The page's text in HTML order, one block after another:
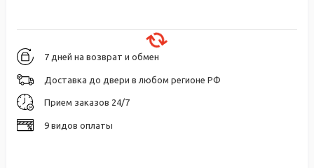
7 дней на возврат и обмен
Доставка до двери в любом регионе РФ
Прием заказов 24/7
9 видов оплаты